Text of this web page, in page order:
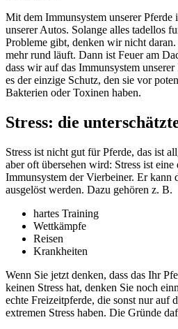
Mit dem Immunsystem unserer
unserer Autos. Solange alles tadellos
Probleme gibt, denken wir nicht
mehr rund läuft. Dann ist Feuer am
dass wir auf das Immunsystem
es der einzige Schutz, den sie vor
Bakterien oder Toxinen haben.
Stress: die
Stress ist nicht gut für Pferde, das ist
aber oft übersehen wird: Stress ist
Immunsystem der Vierbeiner. Er kann
ausgelöst werden. Dazu gehören z. B.
hartes Training
Wettkämpfe
Reisen
Krankheiten
Wenn Sie jetzt denken, dass das Ihr
keinen Stress hat, denken Sie noch
echte Freizeitpferde, die sonst nur auf
extremen Stress haben. Die Gründe